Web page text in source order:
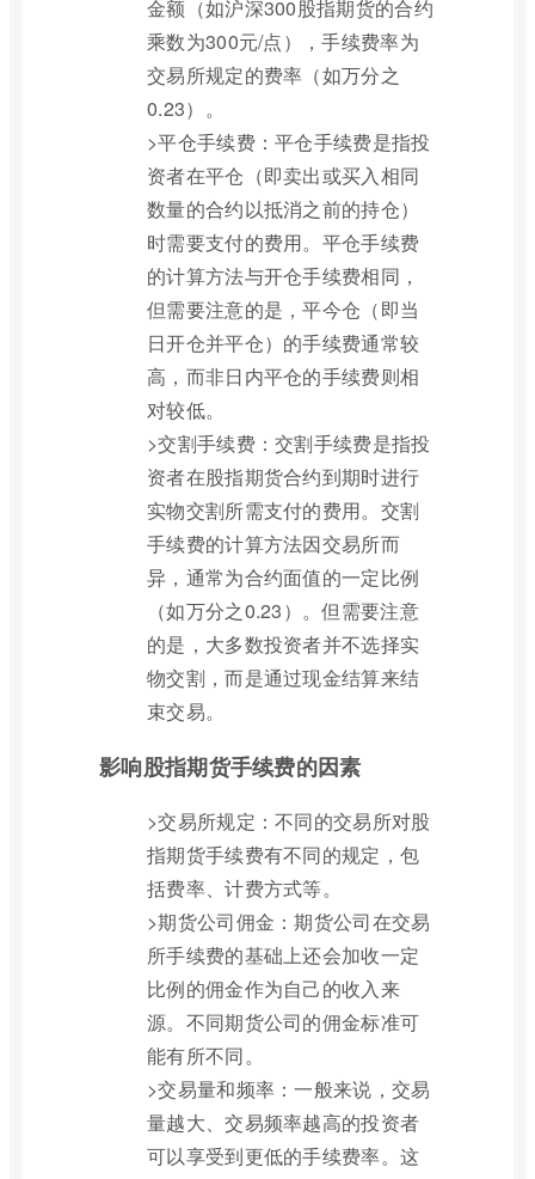
金额（如沪深300股指期货的合约
乘数为300元/点），手续费率为
交易所规定的费率（如万分之
0.23）。
>平仓手续费：平仓手续费是指投
资者在平仓（即卖出或买入相同
数量的合约以抵消之前的持仓）
时需要支付的费用。平仓手续费
的计算方法与开仓手续费相同，
但需要注意的是，平今仓（即当
日开仓并平仓）的手续费通常较
高，而非日内平仓的手续费则相
对较低。
>交割手续费：交割手续费是指投
资者在股指期货合约到期时进行
实物交割所需支付的费用。交割
手续费的计算方法因交易所而
异，通常为合约面值的一定比例
（如万分之0.23）。但需要注意
的是，大多数投资者并不选择实
物交割，而是通过现金结算来结
束交易。
影响股指期货手续费的因素
>交易所规定：不同的交易所对股
指期货手续费有不同的规定，包
括费率、计费方式等。
>期货公司佣金：期货公司在交易
所手续费的基础上还会加收一定
比例的佣金作为自己的收入来
源。不同期货公司的佣金标准可
能有所不同。
>交易量和频率：一般来说，交易
量越大、交易频率越高的投资者
可以享受到更低的手续费率。这